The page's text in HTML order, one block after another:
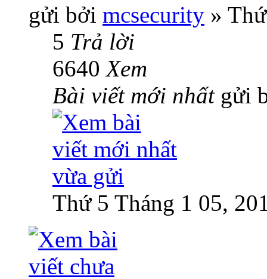
gửi bởi mcsecurity »
5 Trả lời
6640Xem
Bài viết mới nhất gửi
Thứ 5 Tháng 1 05,